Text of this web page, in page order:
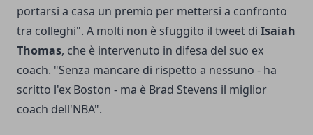
portarsi a casa un premio per mettersi a confronto
tra colleghi". A molti non è sfuggito il tweet di Isaiah
Thomas, che è intervenuto in difesa del suo ex
coach. "Senza mancare di rispetto a nessuno - ha
scritto l'ex Boston - ma è Brad Stevens il miglior
coach dell'NBA".